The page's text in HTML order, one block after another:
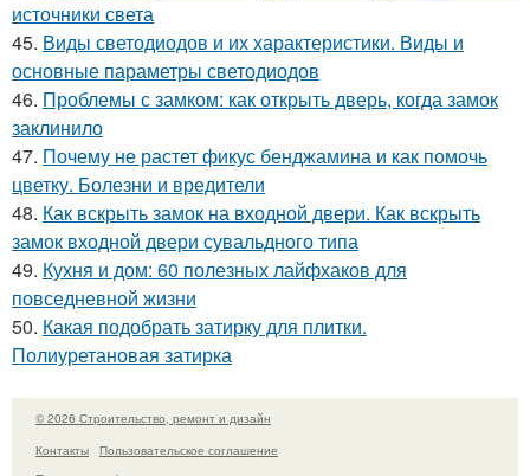
источники света
45. Виды светодиодов и их характеристики. Виды и
основные параметры светодиодов
46. Проблемы с замком: как открыть дверь, когда замок
заклинило
47. Почему не растет фикус бенджамина и как помочь
цветку. Болезни и вредители
48. Как вскрыть замок на входной двери. Как вскрыть
замок входной двери сувальдного типа
49. Кухня и дом: 60 полезных лайфхаков для
повседневной жизни
50. Какая подобрать затирку для плитки.
Полиуретановая затирка
© 2026 Строительство, ремонт и дизайн
Контакты
Пользовательское соглашение